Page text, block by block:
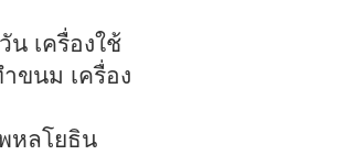
น เครื่องใช้
ขนม เครื่อง
หลโยธิน